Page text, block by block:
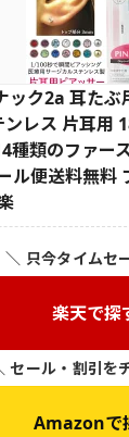
ック2a 耳た
レス 片耳用
種類のファー
ル便送料無料
＼ 只今タイムセ
楽天で探
セール・割引を
Amazonで